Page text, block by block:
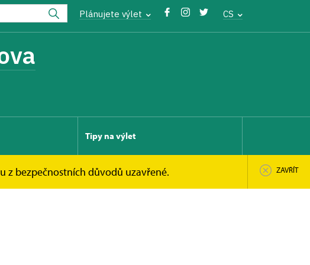
Plánujete výlet CS
Tipy na výlet
z bezpečnostních důvodů uzavřené. ZAVŘÍT